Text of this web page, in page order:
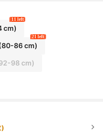
verano
cm)
11 left
86 cm)
21 left
98 cm)